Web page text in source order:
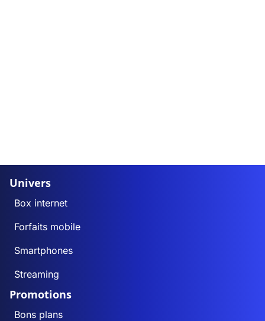
Univers
Box internet
Forfaits mobile
Smartphones
Streaming
Promotions
Bons plans